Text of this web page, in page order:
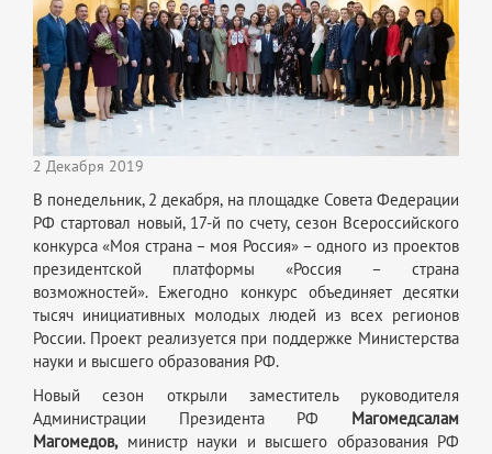
2 Декабря 2019
В понедельник, 2 декабря, на площадке Совета Федерации
РФ стартовал новый, 17-й по счету, сезон Всероссийского
конкурса «Моя страна – моя Россия» – одного из проектов
президентской платформы «Россия – страна
возможностей». Ежегодно конкурс объединяет десятки
тысяч инициативных молодых людей из всех регионов
России. Проект реализуется при поддержке Министерства
науки и высшего образования РФ.
Новый сезон открыли заместитель руководителя
Администрации Президента РФ
Магомедсалам
Магомедов,министр науки и высшего образования РФ